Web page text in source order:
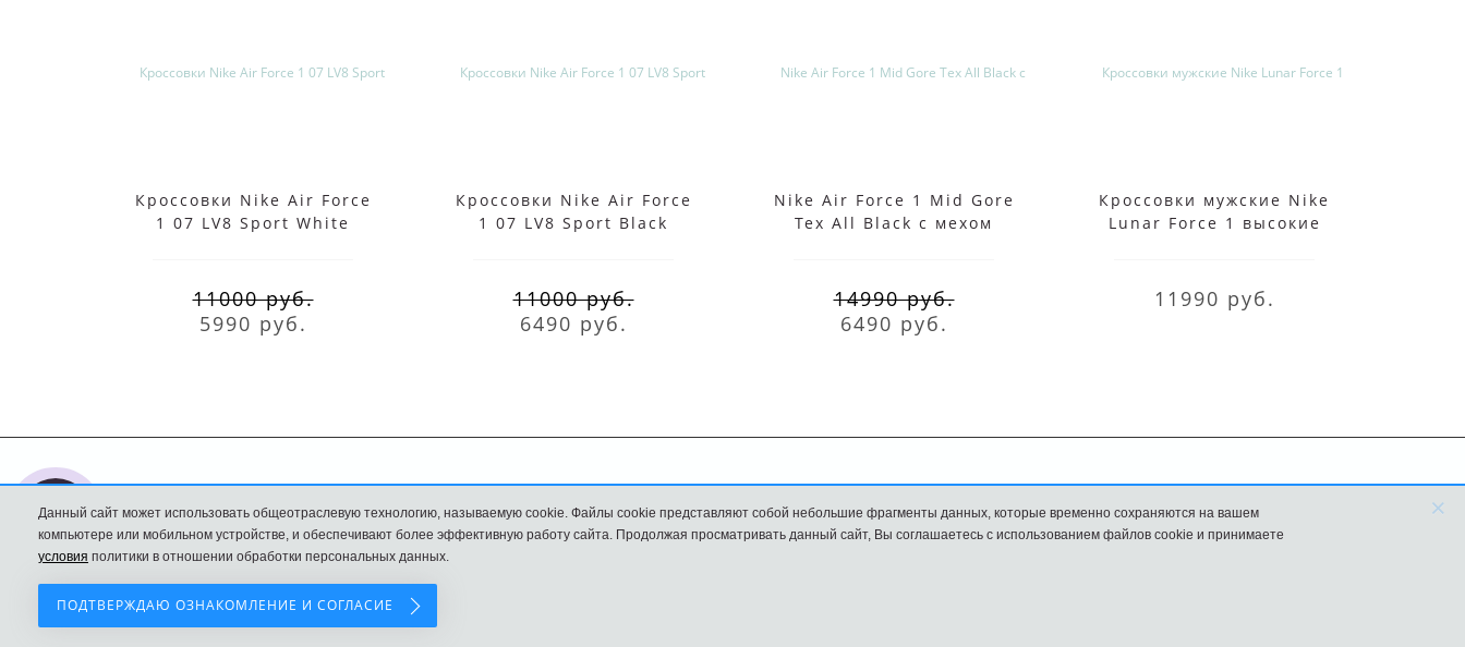
Кроссовки Nike Air Force
1 07 LV8 Sport White
11000 руб.
5990 руб.
Кроссовки Nike Air Force
1 07 LV8 Sport Black
11000 руб.
6490 руб.
Nike Air Force 1 Mid Gore
Tex All Black с мехом
14990 руб.
6490 руб.
Кроссовки мужские Nike
Lunar Force 1 высокие
11990 руб.
Nike интернет
магазин
Доставка и оплата Обмен и возврат Размеры FAQ
Новости
Политика
Конфиденциальности
Данный сайт может использовать общеотраслевую технологию, называемую cookie. Файлы cookie представляют собой небольшие фрагменты данных, которые временно сохраняются на вашем
компьютере или мобильном устройстве, и обеспечивают более эффективную работу сайта. Продолжая просматривать данный сайт, Вы соглашаетесь с использованием файлов cookie и принимаете
условия политики в отношении обработки персональных данных.
×
ПОДТВЕРЖДАЮ ОЗНАКОМЛЕНИЕ И СОГЛАСИЕ